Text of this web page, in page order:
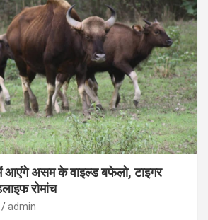
आएंगे असम के वाइल्ड बफेलो, टाइगर
रोमांच
admin